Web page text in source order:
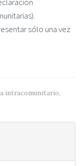
sólo una vez
intracomunitario,